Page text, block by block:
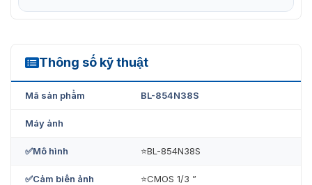
ngoài trời khắc nghiệt.
Thông số kỹ thuật
BL-854N38S
Mã sản phẩm BL-854N38S
Máy ảnh
✅Mô hình ⭐BL-854N38S
✅Cảm biến ảnh ⭐CMOS 1/3 ”